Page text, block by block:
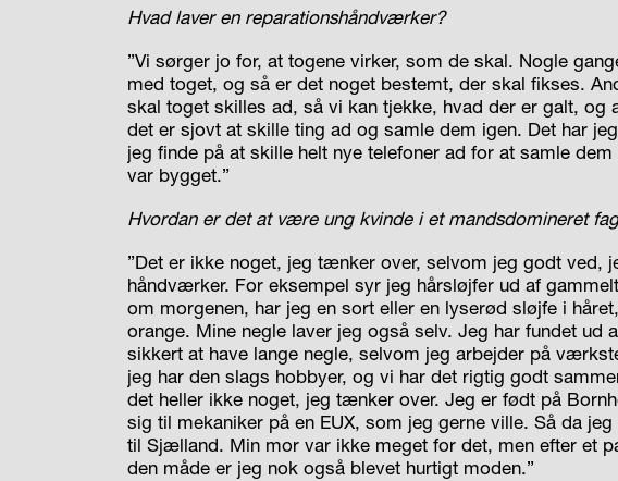
Hvad laver en reparationshåndværker?
”Vi sørger jo for, at togene virker, som de skal. Nogle
med toget, og så er det noget bestemt, der skal fikses.
skal toget skilles ad, så vi kan tjekke, hvad der er galt, og
det er sjovt at skille ting ad og samle dem igen. Det har
jeg finde på at skille helt nye telefoner ad for at samle
var bygget.”
Hvordan er det at være ung kvinde i et mandsdomineret
”Det er ikke noget, jeg tænker over, selvom jeg godt ved,
håndværker. For eksempel syr jeg hårsløjfer ud af
om morgenen, har jeg en sort eller en lyserød sløjfe i
orange. Mine negle laver jeg også selv. Jeg har fundet ud
sikkert at have lange negle, selvom jeg arbejder på
jeg har den slags hobbyer, og vi har det rigtig godt
det heller ikke noget, jeg tænker over. Jeg er født på
sig til mekaniker på en EUX, som jeg gerne ville. Så da
til Sjælland. Min mor var ikke meget for det, men efter et
den måde er jeg nok også blevet hurtigt moden.”